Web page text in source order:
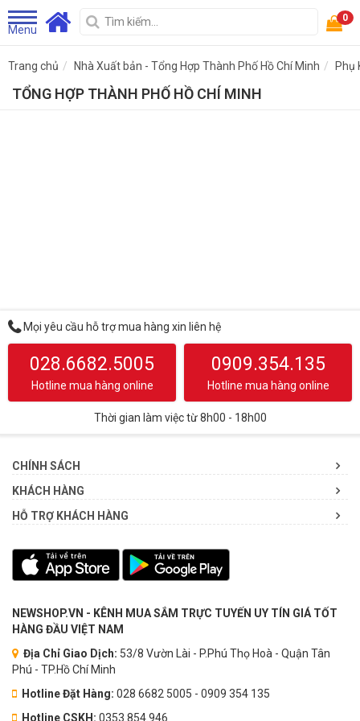
Menu
0
Trang chủ Nhà Xuất bản - Tổng Hợp Thành Phố Hồ Chí Minh Phụ
TỔNG HỢP THÀNH PHỐ HỒ CHÍ MINH
Mọi yêu cầu hỗ trợ mua hàng xin liên hệ
028.6682.5005
Hotline mua hàng online
0909.354.135
Hotline mua hàng online
Thời gian làm việc từ 8h00 - 18h00
CHÍNH SÁCH
KHÁCH HÀNG
HỖ TRỢ KHÁCH HÀNG
NEWSHOP.VN - KÊNH MUA SẮM TRỰC TUYẾN UY TÍN GIÁ TỐT
HÀNG ĐẦU VIỆT NAM
Địa Chỉ Giao Dịch: 53/8 Vườn Lài - P.Phú Thọ Hoà - Quận Tân
Phú - TP.Hồ Chí Minh
Hotline Đặt Hàng: 028 6682 5005 - 0909 354 135
Hotline CSKH: 0353.854.946